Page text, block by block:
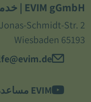
EVIM gGmbH | خدمات رعاية الشباب
Jonas-Schmidt-Str. 2
65193 Wiesbaden
EVIM مساعدة الشباب على يوتيوب